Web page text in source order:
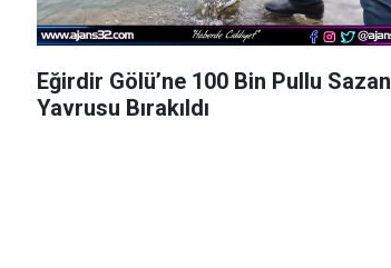
Eğirdir Gölü’ne 100 Bin Pullu Sazan
Yavrusu Bırakıldı